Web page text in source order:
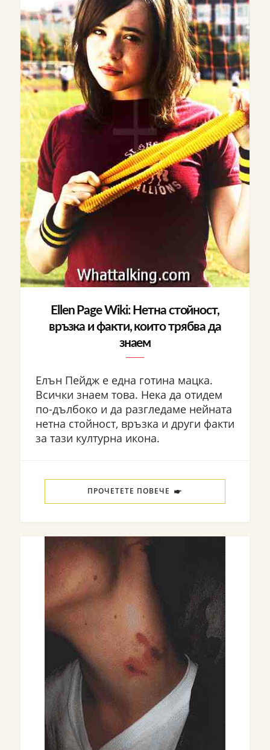
Ellen Page Wiki: Нетна стойност,
връзка и факти, които трябва да
знаем
Елън Пейдж е една готина мацка.
Всички знаем това. Нека да отидем
по-дълбоко и да разгледаме нейната
нетна стойност, връзка и други факти
за тази културна икона.
ПРОЧЕТЕТЕ ПОВЕЧЕ